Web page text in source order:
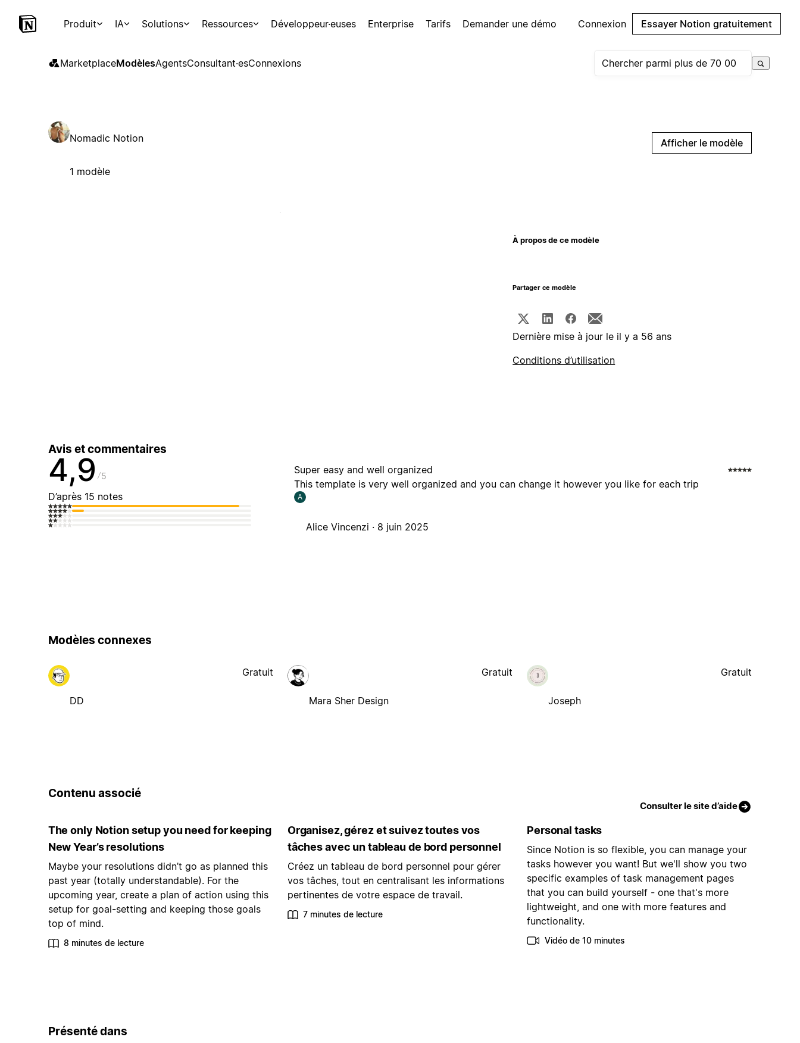
Produit IA Solutions Ressources Développeur·euses Enterprise Tarifs Demander une démo Connexion Essayer Notion gratuitement
MarketplaceModèlesAgentsConsultant·esConnexions
Nomadic Notion
1 modèle
Afficher le modèle
À propos de ce modèle
Partager ce modèle
Dernière mise à jour le il y a 56 ans
Conditions d’utilisation
Avis et commentaires
4,9 5
D’après 15 notes
Super easy and well organized
This template is very well organized and you can change it however you like for each trip
A
Alice Vincenzi · 8 juin 2025
Modèles connexes
DD
Gratuit
Mara Sher Design
Gratuit
Joseph
Gratuit
Contenu associé
Consulter le site d’aide
The only Notion setup you need for keeping
New Year’s resolutions
Maybe your resolutions didn’t go as planned this
past year (totally understandable). For the
upcoming year, create a plan of action using this
setup for goal-setting and keeping those goals
top of mind.
8 minutes de lecture
Organisez, gérez et suivez toutes vos
tâches avec un tableau de bord personnel
Créez un tableau de bord personnel pour gérer
vos tâches, tout en centralisant les informations
pertinentes de votre espace de travail.
7 minutes de lecture
Personal tasks
Since Notion is so flexible, you can manage your
tasks however you want! But we'll show you two
specific examples of task management pages
that you can build yourself - one that's more
lightweight, and one with more features and
functionality.
Vidéo de 10 minutes
Présenté dans